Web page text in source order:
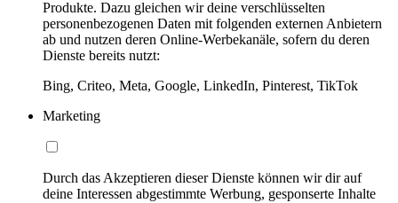
Produkte. Dazu gleichen wir deine verschlüsselten
personenbezogenen Daten mit folgenden externen Anbietern
ab und nutzen deren Online-Werbekanäle, sofern du deren
Dienste bereits nutzt:
Bing, Criteo, Meta, Google, LinkedIn, Pinterest, TikTok
Marketing
Durch das Akzeptieren dieser Dienste können wir dir auf
deine Interessen abgestimmte Werbung, gesponserte Inhalte